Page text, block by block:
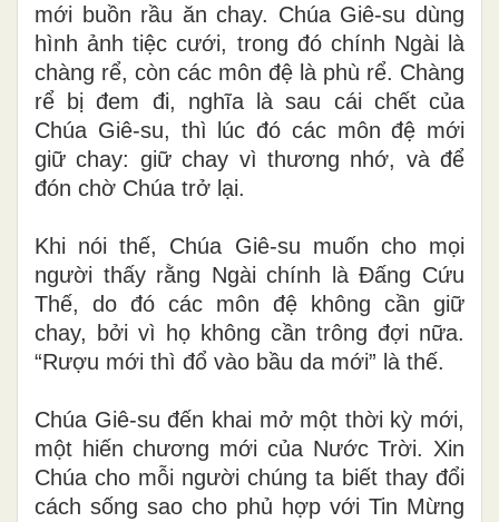
mới buồn rầu ăn chay. Chúa Giê-su dùng
hình ảnh tiệc cưới, trong đó chính Ngài là
chàng rể, còn các môn đệ là phù rể. Chàng
rể bị đem đi, nghĩa là sau cái chết của
Chúa Giê-su, thì lúc đó các môn đệ mới
giữ chay: giữ chay vì thương nhớ, và để
đón chờ Chúa trở lại.
Khi nói thế, Chúa Giê-su muốn cho mọi
người thấy rằng Ngài chính là Đấng Cứu
Thế, do đó các môn đệ không cần giữ
chay, bởi vì họ không cần trông đợi nữa.
“Rượu mới thì đổ vào bầu da mới” là thế.
Chúa Giê-su đến khai mở một thời kỳ mới,
một hiến chương mới của Nước Trời. Xin
Chúa cho mỗi người chúng ta biết thay đổi
cách sống sao cho phủ hợp với Tin Mừng